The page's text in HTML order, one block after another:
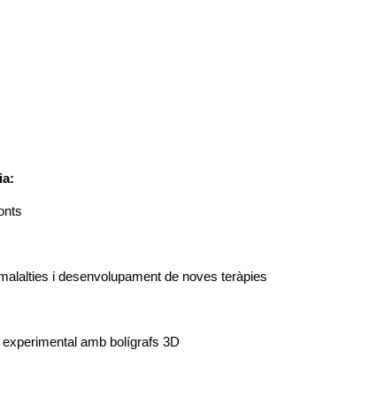
i desenvolupament de noves teràpies
amb bolígrafs 3D